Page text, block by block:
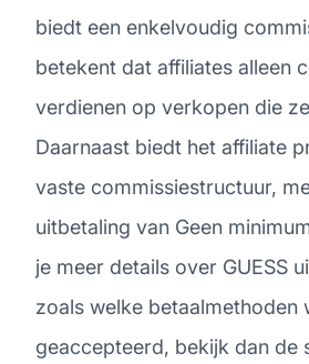
biedt een enkelvoudig
betekent dat affiliates alleen
verdienen op verkopen die
Daarnaast biedt het affiliate
vaste commissiestructuur,
uitbetaling van Geen
je meer details over GUESS
zoals welke betaalmethoden
geaccepteerd, bekijk dan de